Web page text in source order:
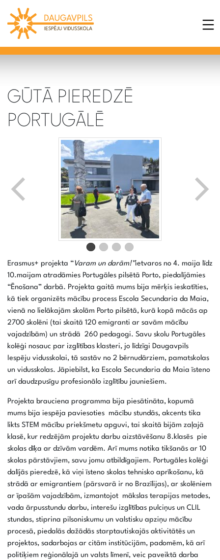
GŪTĀ PIEREDZĒ
PORTUGĀLĒ
Erasmus+ projekta “ Varam un darām!”ietvaros no 4. maija līdz
10.maijam atradāmies Portugāles pilsētā Porto, piedalījāmies
“Ēnošana” darbā. Projekta gaitā mums bija mērķis ieskatīties,
kā tiek organizēts mācību process Escola Secundaria da Maia,
vienā no lielākajām skolām Porto pilsētā, kurā kopā mācās ap
2700 skolēni (tai skaitā 120 emigranti ar savām mācību
vajadzībām) un strādā 260 pedagogi. Savu skolu Portugāles
kolēģi nosauc par izglītības klasteri, jo līdzīgi Daugavpils
Iespēju vidusskolai, tā sastāv no 2 bērnudārziem, pamatskolas
un vidusskolas. Jāpiebilst, ka Escola Secundaria da Maia īsteno
arī daudzpusīgu profesionālo izglītību jauniešiem.
Projekta brauciena programma bija piesātināta, kopumā
mums bija iespēja paviesoties mācību stundās, akcents tika
likts STEM mācību priekšmetu apguvi, tai skaitā bijām zaļajā
klasē, kur redzējām projektu darbu aizstāvēšanu 8.klasēs pie
skolas dīķa ar dzīvām vardēm. Arī mums notika tikšanās ar 10
skolas pārstāvjiem, savu jomu atbildīgajiem. Portugāles kolēģi
dalījās pieredzē, kā viņi īsteno skolas tehnisko aprīkošanu, kā
strādā ar emigrantiem (pārsvarā ir no Brazīlijas), ar skolēniem
ar īpašām vajadzībām, izmantojot mākslas terapijas metodes,
vada ārpusstundu darbu, interešu izglītības pulciņus un CLIL
stundas, stiprina pilsoniskumu un valstisku apziņu mācību
procesā, piedalās dažādās starptautiskajās aktivitātēs un
projektos, sadarbojas ar citām institūcijām, padomēm, kā arī
politiķiem reģionālajā un valsts līmenī, veic paveiktā darba